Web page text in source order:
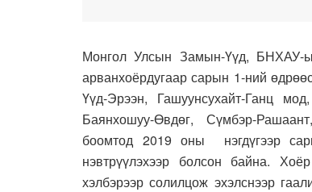
Монгол Улсын Замын-Үүд, БНХАУ-
арванхоёрдугаар сарын 1-ний
Үүд-Эрээн, Гашуунсухайт-Ганц
Баянхошуу-Өвдөг, Сүмбэр-
боомтод 2019 оны нэгдүгээр
нэвтрүүлэхээр болсон байна.
хэлбэрээр солилцож эхэлснээр